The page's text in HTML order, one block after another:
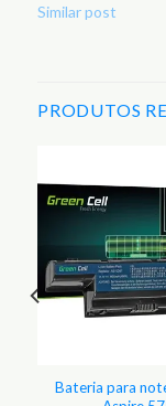
Similar post
PRODUTOS
Bateria para